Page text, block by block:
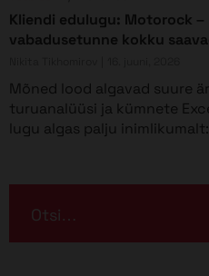
Kliendi edulugu: Motorock
vabadusetunne kokku
Mõned lood algavad suure
turuanalüüsi ja kümnete
lugu algas palju
Otsi…